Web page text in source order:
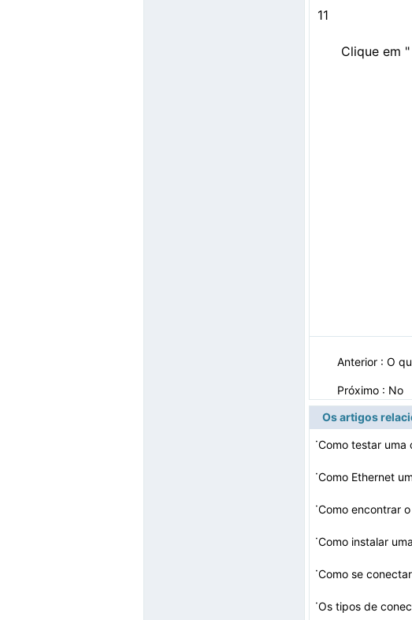
11
Clique em
Anterior : O
Próximo : No
Os artigos
·
·Como Ethernet
·
·
·Como se
·Os tipos de